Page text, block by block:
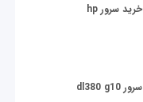
خرید سرور hp
سرور dl380 g10